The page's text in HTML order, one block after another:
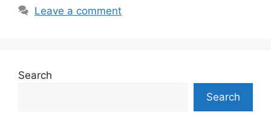
Leave a comment
Search
Search